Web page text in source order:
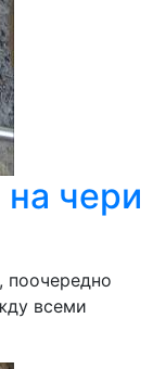
чери
поочередно
всеми